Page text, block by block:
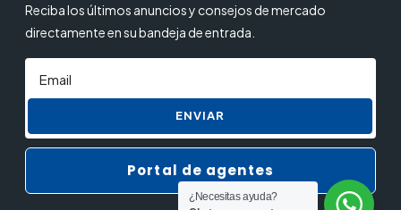
Reciba los últimos anuncios y consejos de mercado
directamente en su bandeja de entrada.
ENVIAR
Portal de agentes
¿Necesitas ayuda?